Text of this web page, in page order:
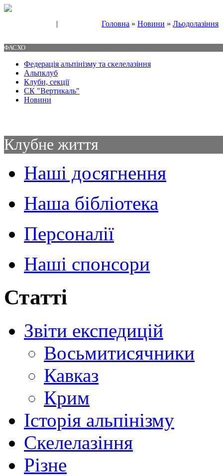
| Головна » Новини » Льодолазіння
ФАСХО
Федерація альпінізму та скелелазіння
Альпклуб
Клуби, секції
СК "Вертикаль"
Новини
Клубне життя
Наші досягнення
Наша бібліотека
Персоналії
Наші спонсори
Статті
Звіти експедицій
Восьмитисячники
Кавказ
Крим
Історія альпінізму
Скелелазіння
Різне